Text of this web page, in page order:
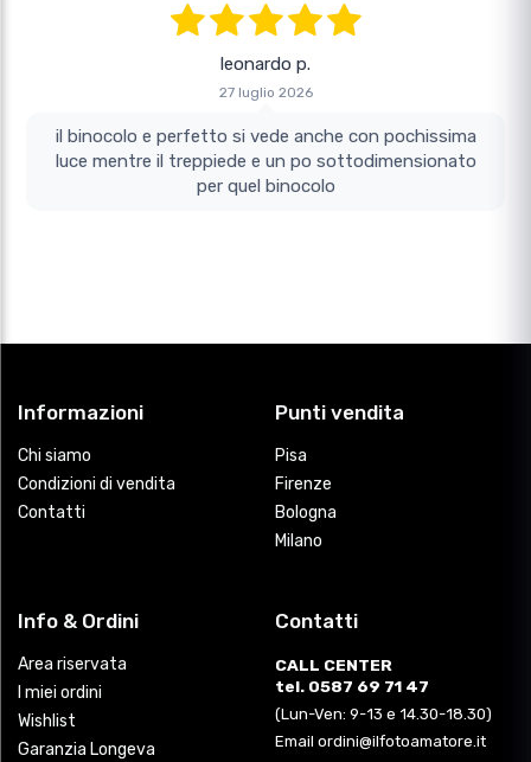
leonardo p.
27 luglio 2026
il binocolo e perfetto si vede anche con pochissima
luce mentre il treppiede e un po sottodimensionato
per quel binocolo
Informazioni
Chi siamo
Condizioni di vendita
Contatti
Punti vendita
Pisa
Firenze
Bologna
Milano
Info & Ordini
Area riservata
I miei ordini
Wishlist
Garanzia Longeva
Contatti
CALL CENTER
tel. 0587 69 71 47
(Lun-Ven: 9-13 e 14.30-18.30)
Email ordini@ilfotoamatore.it